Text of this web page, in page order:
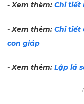
- Xem thêm: Chi tiết
- Xem thêm: Chi tiết
con giáp
- Xem thêm: Lập lá